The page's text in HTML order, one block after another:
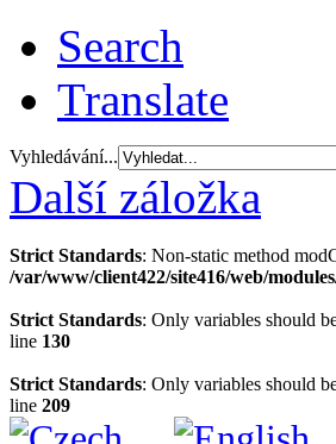
Search
Translate
Vyhledávání...
Další záložka
Strict Standards: Non-static method
/var/www/client422/site416/web/
Strict Standards: Only variables should
line 130
Strict Standards: Only variables should
line 209